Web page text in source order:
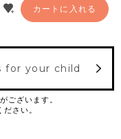
カートに入れる
for your child